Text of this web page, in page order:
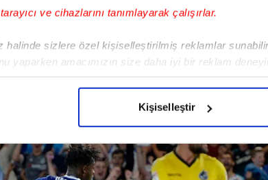
ve cihazlarını tanımlayarak çalışırlar.
halinde sizlere özel kişiselleştirilmiş reklamlar
yaparken amacımızın size daha iyi bir reklam
elimizden gelen çabayı gösterdiğimizi ve bu noktada,
bu çerezlere izin vermedikleri takdirde, kullanıcılara
için İnternet Sitemizde kendimize ve
kişisel verileriniz işlenmekte olup gerekli olan çerezler
Kişiselleştir